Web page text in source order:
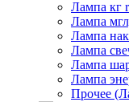
Лампа кг
Лампа
Лампа
Лампа
Лампа
Лампа
Прочее